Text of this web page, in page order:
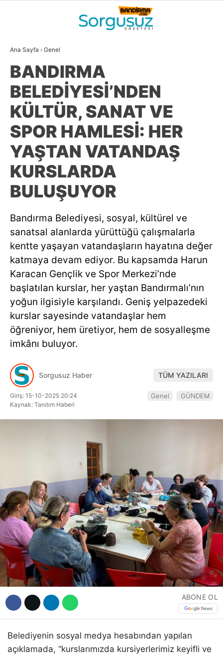
WhatsApp İhbar
Hattı
Facebook
Instagram
25.1
BALIKESIR
GALERİ VİDEO
DÜNYA
DİĞER
Ana Sayfa › Genel
BANDIRMA
BELEDİYESİ’NDEN
KÜLTÜR, SANAT VE
SPOR HAMLESİ: HER
YAŞTAN VATANDAŞ
KURSLARDA
BULUŞUYOR
Bandırma Belediyesi, sosyal, kültürel ve
sanatsal alanlarda yürüttüğü çalışmalarla
kentte yaşayan vatandaşların hayatına değer
katmaya devam ediyor. Bu kapsamda Harun
Karacan Gençlik ve Spor Merkezi’nde
başlatılan kurslar, her yaştan Bandırmalı’nın
yoğun ilgisiyle karşılandı. Geniş yelpazedeki
kurslar sayesinde vatandaşlar hem
öğreniyor, hem üretiyor, hem de sosyalleşme
imkânı buluyor.
Sorgusuz Haber TÜM YAZILARI
Giriş: 15-10-2025 20:24
Kaynak: Tanıtım Haberi
Genel GÜNDEM
ABONE OL
Belediyenin sosyal medya hesabından yapılan
açıklamada, “kurslarımızda kursiyerlerimiz keyifli ve